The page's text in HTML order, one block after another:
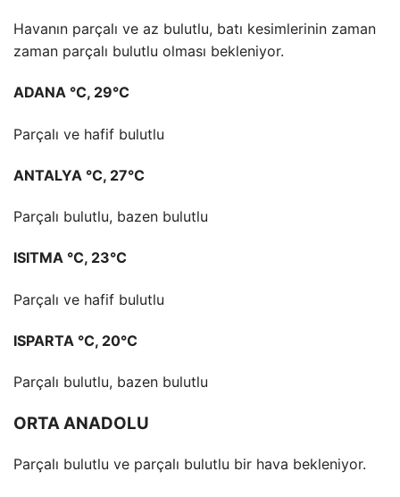
Havanın parçalı ve az bulutlu, batı kesimlerinin zaman
zaman parçalı bulutlu olması bekleniyor.
ADANA °C, 29°C
Parçalı ve hafif bulutlu
ANTALYA °C, 27°C
Parçalı bulutlu, bazen bulutlu
ISITMA °C, 23°C
Parçalı ve hafif bulutlu
ISPARTA °C, 20°C
Parçalı bulutlu, bazen bulutlu
ORTA ANADOLU
Parçalı bulutlu ve parçalı bulutlu bir hava bekleniyor.